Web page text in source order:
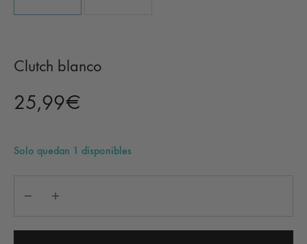
Clutch blanco
25,99€
Solo quedan 1 disponibles